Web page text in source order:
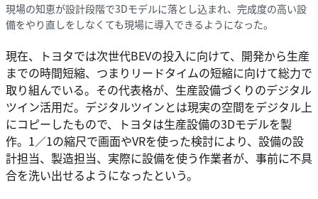
現場の知恵が設計段階で3Dモデルに落とし込まれ、完成度の高い設
備をやり直しをしなくても現場に導入できるようになった。
現在、トヨタでは次世代BEVの投入に向けて、開発から生産
までの時間短縮、つまりリードタイムの短縮に向けて総力で
取り組んでいる。その代表格が、生産設備づくりのデジタル
ツイン活用だ。デジタルツインとは現実の空間をデジタル上
にコピーしたもので、トヨタは生産設備の3Dモデルを製
作。1／1の縮尺で画面やVRを使った検討により、設備の設
計担当、製造担当、実際に設備を使う作業者が、事前に不具
合を洗い出せるようになったという。